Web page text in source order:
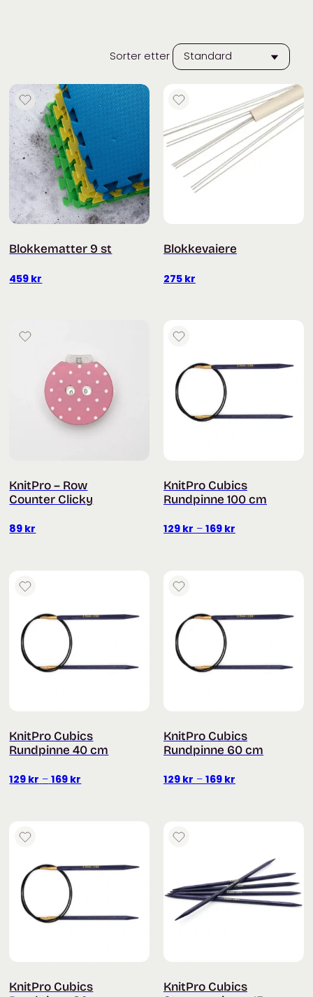
Sorter etter
Blokkematter 9 st
459 kr
Blokkevaiere
275 kr
KnitPro – Row
Counter Clicky
89 kr
KnitPro Cubics
Rundpinne 100 cm
129 kr – 169 kr
KnitPro Cubics
Rundpinne 40 cm
129 kr – 169 kr
KnitPro Cubics
Rundpinne 60 cm
129 kr – 169 kr
KnitPro Cubics
KnitPro Cubics